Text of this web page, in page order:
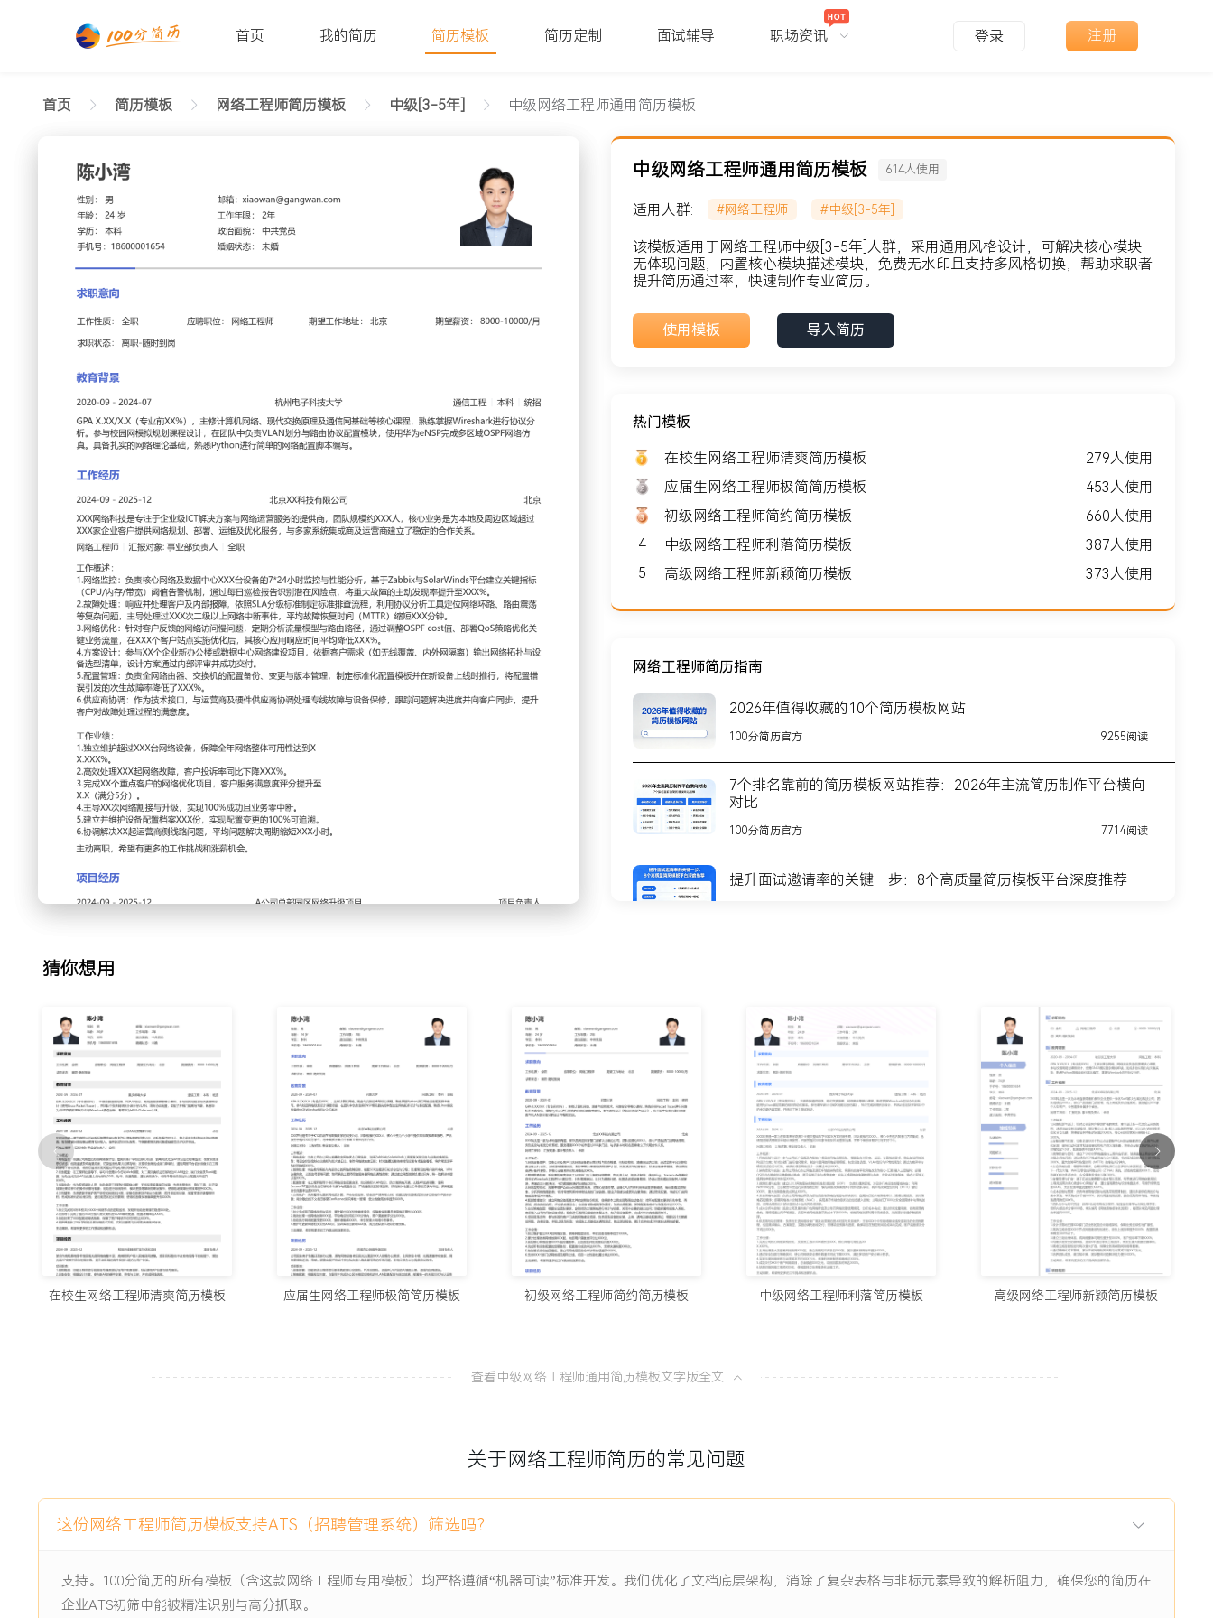
首页 我的简历 简历模板 简历定制 面试辅导 职场资讯 登录 注册
首页 简历模板 网络工程师简历模板 中级[3-5年] 中级网络工程师通用简历模板
正在查看中级网络工程师通用简历模板文字版
陈小湾
性别: 男年龄: 26 学历: 本科婚姻状态: 未婚 工作年限: 4年 政治面貌: 党员
邮箱: xiaowan@gangwan.com
求职意向
工作性质: 全职应聘职位: 网络工程师期望工作地址: 北京期望薪资: 8000-10000
工作经历
2024-09 - 2025-12
XXX网络科技是专注于企业级ICT解决方案与网络运营服务的提供商，团队规模约XXX人，
核心业务是为本地及周边区域超过XXX家企业客户提供网络规划、部署、运维及优化服
务，与多家系统集成商及运营商建立了稳定的合作关系。
网络工程师 汇报对象：部门总监
工作概述：
Zabbix与SolarWinds平台建立关键指标（CPU/内存/带宽）阈值告警机制，通过每日巡检
报告识别潜在风险点，将重大故障的主动发现率提升至XXX%。
2.故障处理：响应并处理客户及内部报障，依照SLA分级标准制定标准排查流程，利用协
议分析工具定位网络环路、路由震荡等复杂问题，主导处理过XXX次二级以上网络中断事
件，平均故障恢复时间（MTTR）缩短XXX分钟。
OSPF cost值、部署QoS策略优化关键业务流量，在XXX个客户站点实施优化后，其核心
应用响应时间平均降低XXX%。
5.配置管理：负责全网路由器、交换机的配置备份、变更与版本管理，制定标准化配置模
6.供应商协调：作为技术接口，与运营商及硬件供应商协调处理专线故障与设备保修，跟
踪问题解决进度并向客户同步，提升客户对故障处理过程的满意度。
工作业绩：
1.独立维护超过XXX台网络设备，保障全年网络整体可用性达到X
X.XXX%。
2.高效处理XXX起网络故障，客户投诉率同比下降XXX%。
3.完成XX个重点客户的网络优化项目，客户服务满意度评分提升至
X.X（满分5分）。
4.主导XX次网络割接与升级，实现100%成功且业务零中断。
5.建立并维护设备配置档案XXX份，实现配置变更的100%可追溯。
6.协调解决XX起运营商侧线路问题，平均问题解决周期缩短XXX小时。
主动离职，希望有更多的工作挑战和涨薪机会。
旧且厂商已停止服务，无法支撑移动办公、视频会议及物联网终端接入的新需求，高峰期
下，完成从核心到接入层的全网设备替换与架构重构，并满足未来X年的业务扩展需求。
项目职责：
信息点的点位规划、AP选型与功率调整策略。
2.设备部署：独立完成X栋办公楼共XXX台接入交换机与XXX个无线AP的安装、上架、连线
中级网络工程师通用简历模板 614人使用
适用人群: #网络工程师 #中级[3-5年]
该模板适用于网络工程师中级[3-5年]人群，采用通用风格设计，可解决核心模块
无体现问题，内置核心模块描述模块，免费无水印且支持多风格切换，帮助求职者
提升简历通过率，快速制作专业简历。
使用模板 导入简历
热门模板
在校生网络工程师清爽简历模板
279人使用
应届生网络工程师极简简历模板
453人使用
初级网络工程师简约简历模板
660人使用
4
中级网络工程师利落简历模板
387人使用
5
高级网络工程师新颖简历模板 373人使用
网络工程师简历指南
2026年值得收藏的10个简历模板网站
100分简历官方 9255阅读
7个排名靠前的简历模板网站推荐：2026年主流简历制作平台横向
对比
100分简历官方 7714阅读
提升面试邀请率的关键一步：8个高质量简历模板平台深度推荐
不会写简历？这8个高质量简历模板网站，帮你轻松迈出求职第一
100分简历官方 9915阅读
你的简历为什么总是被筛掉？试试这6个在线简历制作网站
100分简历官方 7354阅读
10个值得试用的制作简历网站与在线简历工具推荐（2026）
100分简历官方 5678阅读
8款AI简历生成工具实测：从智能制作到优化，国内外精选推荐
100分简历官方 9484阅读
猜你想用
在校生网络工程师清爽简历模板 应届生网络工程师极简简历模板 初级网络工程师简约简历模板 中级网络工程师利落简历模板 高级网络工程师新颖简历模板
查看中级网络工程师通用简历模板文字版全文
关于网络工程师简历的常见问题
这份网络工程师简历模板支持ATS（招聘管理系统）筛选吗？
支持。100分简历的所有模板（含这款网络工程师专用模板）均严格遵循“机器可读”标准开发。我们优化了文档底层架构，消除了复杂表格与非标元素导致的解析阻力，确保您的简历在
企业ATS初筛中能被精准识别与高分抓取。